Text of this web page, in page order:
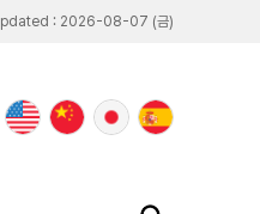
: 2026-08-07 (금)